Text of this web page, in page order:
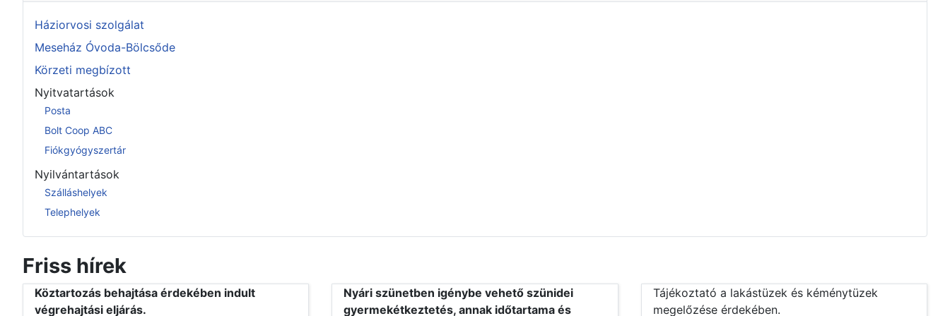
Háziorvosi szolgálat
Meseház Óvoda-Bölcsőde
Körzeti megbízott
Nyitvatartások
Posta
Bolt Coop ABC
Fiókgyógyszertár
Nyilvántartások
Szálláshelyek
Telephelyek
Friss hírek
Köztartozás behajtása érdekében indult
végrehajtási eljárás.
Nyári szünetben igénybe vehető szünidei
gyermekétkeztetés, annak időtartama és
Tájékoztató a lakástüzek és kéménytüzek
megelőzése érdekében.